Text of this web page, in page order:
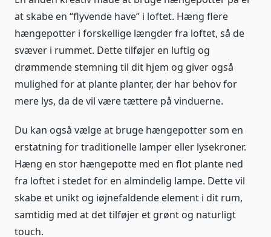
at skabe en “flyvende have” i loftet. Hæng flere
hængepotter i forskellige længder fra loftet, så de
svæver i rummet. Dette tilføjer en luftig og
drømmende stemning til dit hjem og giver også
mulighed for at plante planter, der har behov for
mere lys, da de vil være tættere på vinduerne.
Du kan også vælge at bruge hængepotter som en
erstatning for traditionelle lamper eller lysekroner.
Hæng en stor hængepotte med en flot plante ned
fra loftet i stedet for en almindelig lampe. Dette vil
skabe et unikt og iøjnefaldende element i dit rum,
samtidig med at det tilføjer et grønt og naturligt
touch.